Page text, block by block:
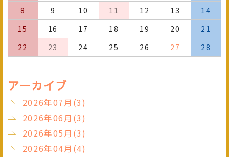
8
9 10 11 12 13
14
15
16 17 18 19 20
21
22
23 24 25 26 27 28
アーカイブ
2026年07月(3)
2026年06月(3)
2026年05月(3)
2026年04月(4)